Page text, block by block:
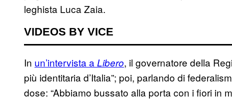
leghista Luca Zaia.
VIDEOS BY VICE
In un’intervista a Libero, il governatore della
più identitaria d’Italia”; poi, parlando di
dose: “Abbiamo bussato alla porta con i fiori in